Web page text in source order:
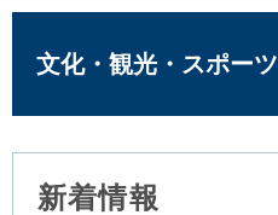
文
文化・観光・スポーツ
新着情報